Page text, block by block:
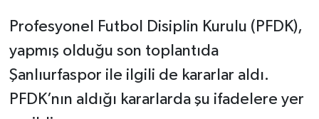
Profesyonel Futbol Disiplin Kurulu (PFDK),
yapmış olduğu son toplantıda
Şanlıurfaspor ile ilgili de kararlar aldı.
PFDK’nın aldığı kararlarda şu ifadelere yer